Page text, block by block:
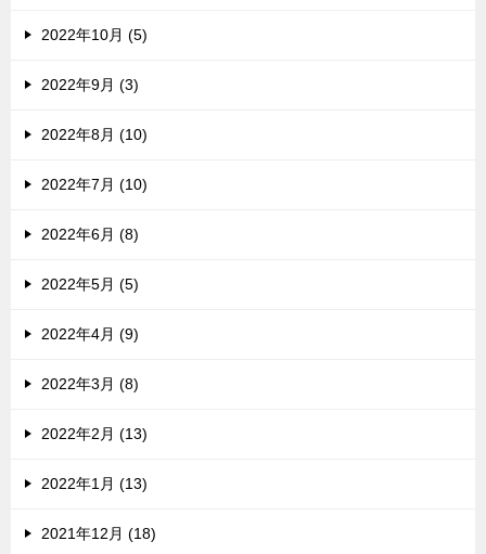
2022年10月 (5)
2022年9月 (3)
2022年8月 (10)
2022年7月 (10)
2022年6月 (8)
2022年5月 (5)
2022年4月 (9)
2022年3月 (8)
2022年2月 (13)
2022年1月 (13)
2021年12月 (18)